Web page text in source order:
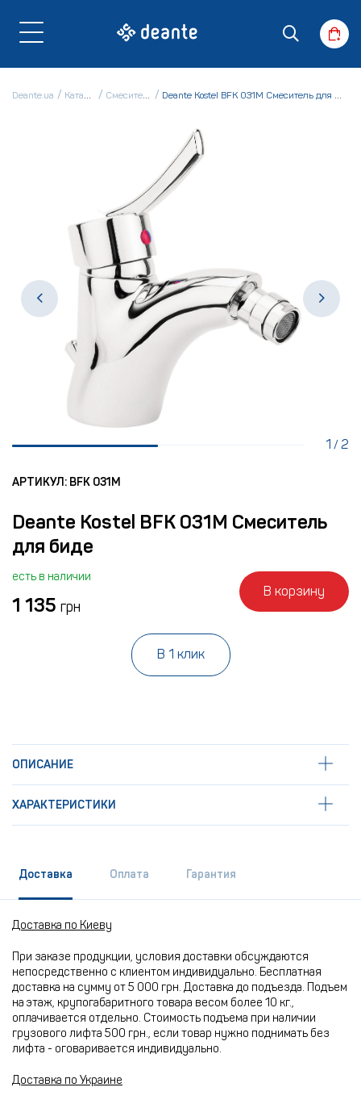
Deante.ua Каталог Смесители Deante Kostel BFK 031M Смеситель для биде
1 /2
АРТИКУЛ: BFK 031M
Deante Kostel BFK 031M Смеситель
для биде
есть в наличии
1 135 грн
В корзину
В 1 клик
ОПИСАНИЕ
ХАРАКТЕРИСТИКИ
Доставка Оплата Гарантия
Доставка по Киеву
При заказе продукции, условия доставки обсуждаются
непосредственно с клиентом индивидуально. Бесплатная
доставка на сумму от 5 000 грн. Доставка до подъезда. Подъем
на этаж, крупогабаритного товара весом более 10 кг.,
оплачивается отдельно. Стоимость подъема при наличии
грузового лифта 500 грн., если товар нужно поднимать без
лифта - оговаривается индивидуально.
Доставка по Украине